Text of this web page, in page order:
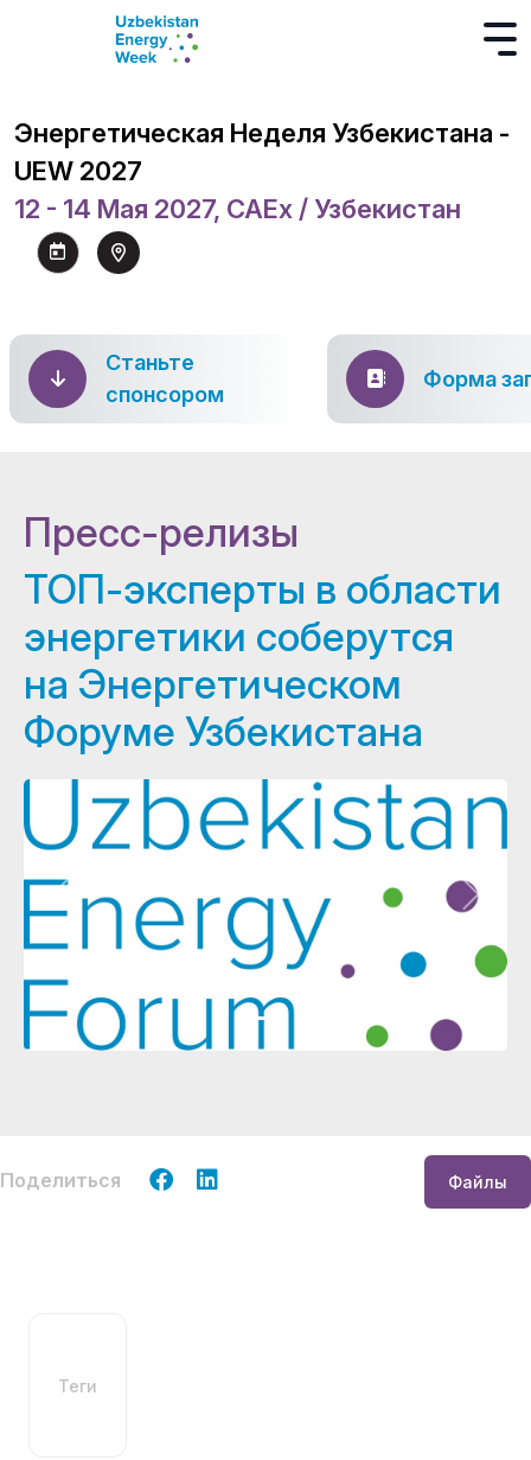
Энергетическая Неделя Узбекистана -
UEW 2027
12 - 14 Мая 2027, CAEx / Узбекистан
Станьте
спонсором
Форма
Пресс-релизы
ТОП-эксперты в области
энергетики соберутся
на Энергетическом
Форуме Узбекистана
Поделиться Файлы
Теги